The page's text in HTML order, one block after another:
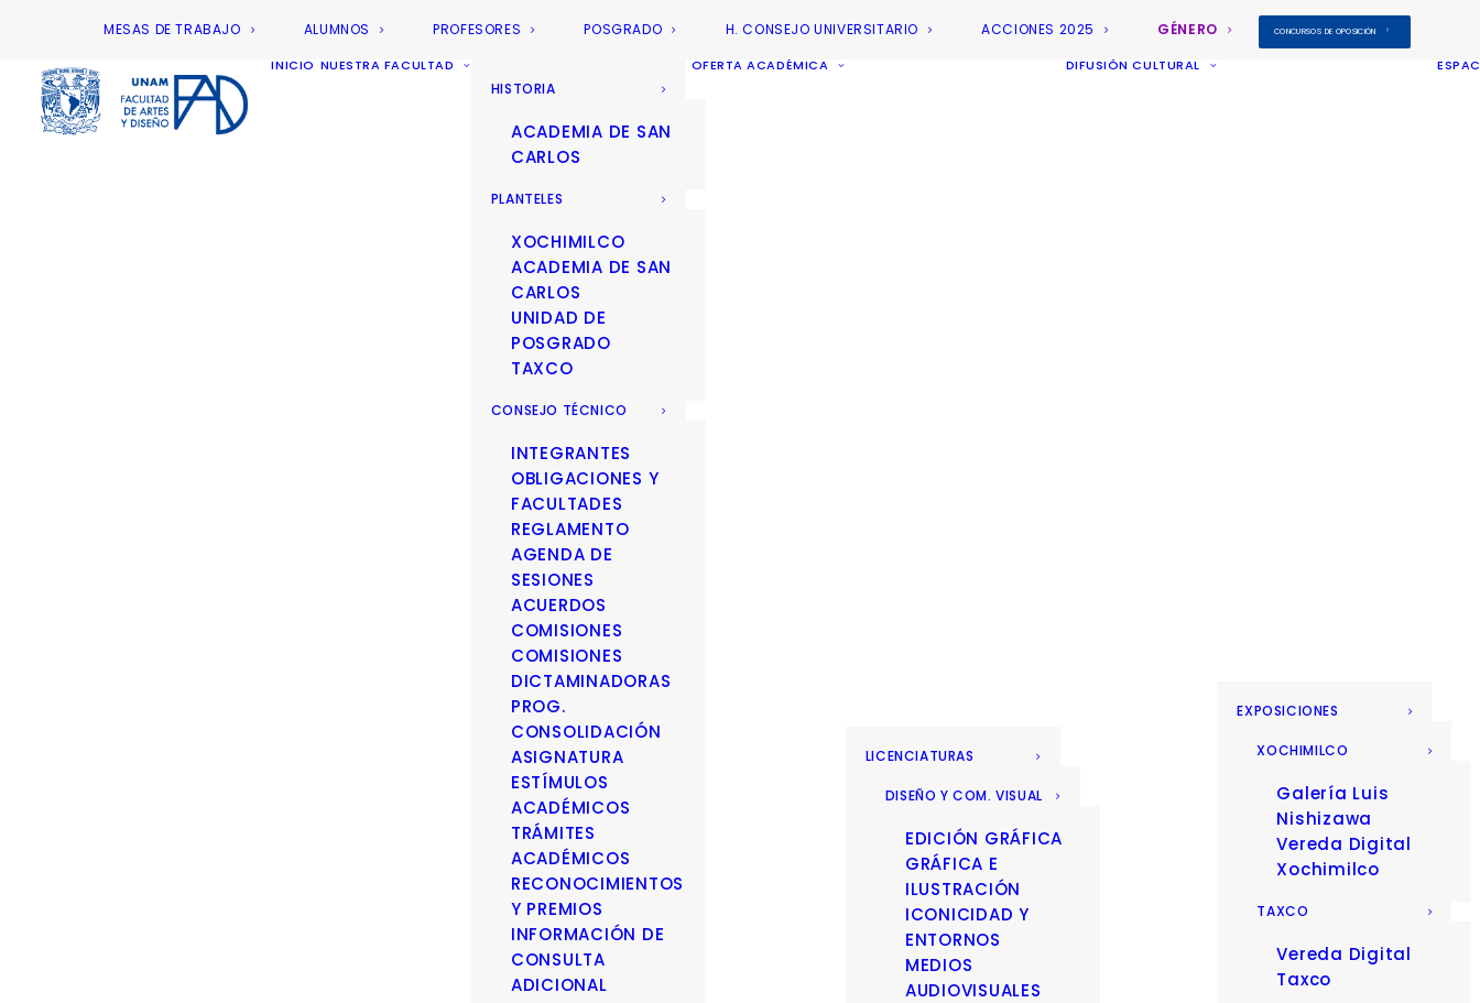
MESAS DE TRABAJO ALUMNOS PROFESORES POSGRADO H. CONSEJO UNIVERSITARIO ACCIONES 2025 GÉNERO CONCURSOS DE OPOSICIÓN
INICIO NUESTRA FACULTAD
HISTORIA
ACADEMIA DE SAN
CARLOS
PLANTELES
XOCHIMILCO
ACADEMIA DE SAN
CARLOS
UNIDAD DE
POSGRADO
TAXCO
CONSEJO TÉCNICO
INTEGRANTES
OBLIGACIONES Y
FACULTADES
REGLAMENTO
AGENDA DE
SESIONES
ACUERDOS
COMISIONES
COMISIONES
DICTAMINADORAS
PROG.
CONSOLIDACIÓN
ASIGNATURA
ESTÍMULOS
ACADÉMICOS
TRÁMITES
ACADÉMICOS
RECONOCIMIENTOS
Y PREMIOS
INFORMACIÓN DE
CONSULTA
ADICIONAL
OFERTA ACADÉMICA
LICENCIATURAS
DISEÑO Y COM. VISUAL
EDICIÓN GRÁFICA
GRÁFICA E
ILUSTRACIÓN
ICONICIDAD Y
ENTORNOS
MEDIOS
AUDIOVISUALES
DIFUSIÓN CULTURAL
EXPOSICIONES
XOCHIMILCO
Galería Luis
Nishizawa
Vereda Digital
Xochimilco
TAXCO
Vereda Digital
Taxco